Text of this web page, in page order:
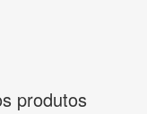
produtos